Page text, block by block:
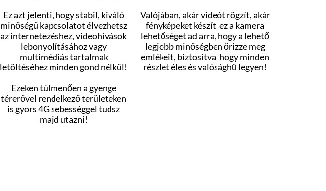
Ez azt jelenti, hogy stabil, kiváló
minőségű kapcsolatot élvezhetsz
az internetezéshez, videohívások
lebonyolításához vagy
multimédiás tartalmak
letöltéséhez minden gond nélkül!
Ezeken túlmenően a gyenge
térerővel rendelkező területeken
is gyors 4G sebességgel tudsz
majd utazni!
Valójában, akár videót rögzít, akár
fényképeket készít, ez a kamera
lehetőséget ad arra, hogy a lehető
legjobb minőségben őrizze meg
emlékeit, biztosítva, hogy minden
részlet éles és valósághű legyen!